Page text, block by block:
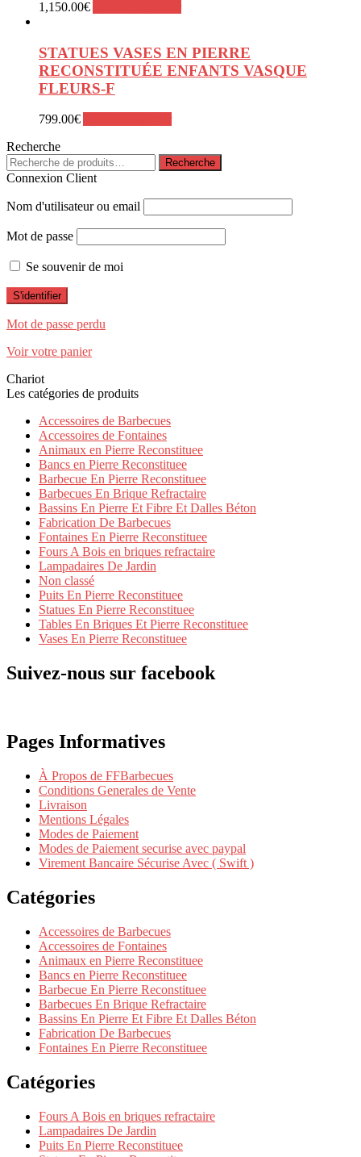
1,150.00€
STATUES VASES EN PIERRE
RECONSTITUÉE ENFANTS VASQUE
FLEURS-F
799.00€
Recherche
Recherche
pour :
Recherche
Connexion Client
Nom d'utilisateur ou email
Mot de passe
Se souvenir de moi
Mot de passe perdu
Voir votre panier
Chariot
Les catégories de produits
Accessoires de Barbecues
Accessoires de Fontaines
Animaux en Pierre Reconstituee
Bancs en Pierre Reconstituee
Barbecue En Pierre Reconstituee
Barbecues En Brique Refractaire
Bassins En Pierre Et Fibre Et Dalles Béton
Fabrication De Barbecues
Fontaines En Pierre Reconstituee
Fours A Bois en briques refractaire
Lampadaires De Jardin
Non classé
Puits En Pierre Reconstituee
Statues En Pierre Reconstituee
Tables En Briques Et Pierre Reconstituee
Vases En Pierre Reconstituee
Suivez-nous sur facebook
Pages Informatives
À Propos de FFBarbecues
Conditions Generales de Vente
Livraison
Mentions Légales
Modes de Paiement
Modes de Paiement securise avec paypal
Virement Bancaire Sécurise Avec ( Swift )
Catégories
Accessoires de Barbecues
Accessoires de Fontaines
Animaux en Pierre Reconstituee
Bancs en Pierre Reconstituee
Barbecue En Pierre Reconstituee
Barbecues En Brique Refractaire
Bassins En Pierre Et Fibre Et Dalles Béton
Fabrication De Barbecues
Fontaines En Pierre Reconstituee
Catégories
Fours A Bois en briques refractaire
Lampadaires De Jardin
Puits En Pierre Reconstituee